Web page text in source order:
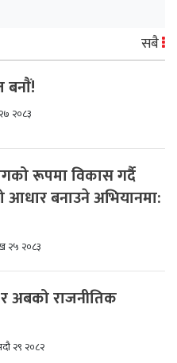
सबै
बनाैं!
२०८३
रूपमा विकास गर्दै
आधार बनाउने अभियानमा:
२५ २०८३
अबको राजनीतिक
२९ २०८२